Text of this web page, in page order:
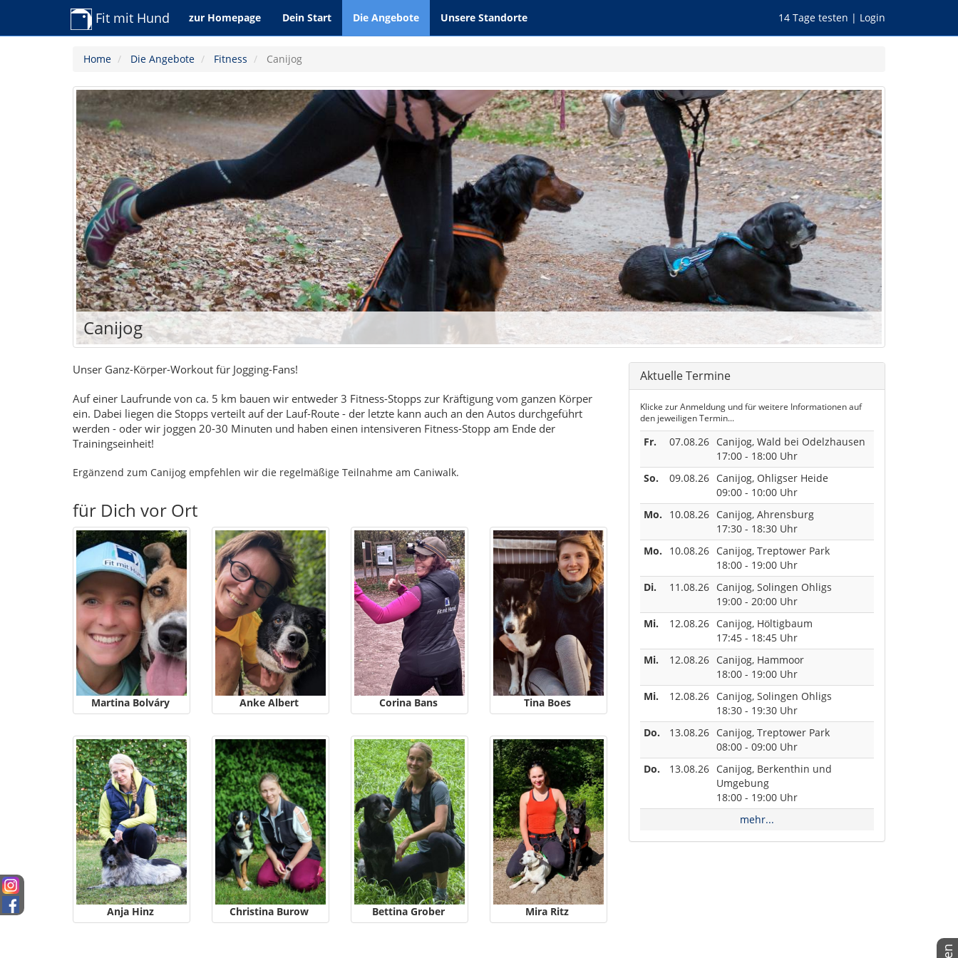
Fit mit Hund zur Homepage Dein Start Die Angebote Unsere Standorte 14 Tage testen | Login
Home Die Angebote Fitness Canijog
Canijog
Unser Ganz-Körper-Workout für Jogging-Fans!
Auf einer Laufrunde von ca. 5 km bauen wir entweder 3 Fitness-Stopps zur Kräftigung vom ganzen Körper
ein. Dabei liegen die Stopps verteilt auf der Lauf-Route - der letzte kann auch an den Autos durchgeführt
werden - oder wir joggen 20-30 Minuten und haben einen intensiveren Fitness-Stopp am Ende der
Trainingseinheit!
Ergänzend zum Canijog empfehlen wir die regelmäßige Teilnahme am Caniwalk.
für Dich vor Ort
Martina Bolváry Anke Albert Corina Bans Tina Boes
Anja Hinz Christina Burow Bettina Grober Mira Ritz
Aktuelle Termine
Klicke zur Anmeldung und für weitere Informationen auf
den jeweiligen Termin...
Fr. 07.08.26 Canijog, Wald bei Odelzhausen
17:00 - 18:00 Uhr
So.
09.08.26 Canijog, Ohligser Heide
09:00 - 10:00 Uhr
Mo.
10.08.26 Canijog, Ahrensburg
17:30 - 18:30 Uhr
Mo.
10.08.26 Canijog, Treptower Park
18:00 - 19:00 Uhr
Di.
11.08.26 Canijog, Solingen Ohligs
19:00 - 20:00 Uhr
Mi.
12.08.26 Canijog, Höltigbaum
17:45 - 18:45 Uhr
Mi.
12.08.26 Canijog, Hammoor
18:00 - 19:00 Uhr
Mi.
12.08.26 Canijog, Solingen Ohligs
18:30 - 19:30 Uhr
Do.
13.08.26 Canijog, Treptower Park
08:00 - 09:00 Uhr
Do.
13.08.26 Canijog, Berkenthin und
Umgebung
18:00 - 19:00 Uhr
mehr...